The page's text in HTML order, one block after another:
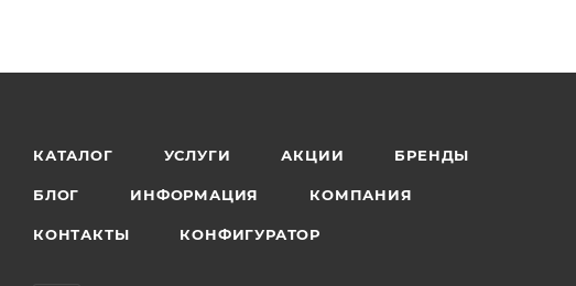
КАТАЛОГ УСЛУГИ АКЦИИ БРЕНДЫ
БЛОГ ИНФОРМАЦИЯ КОМПАНИЯ
КОНТАКТЫ КОНФИГУРАТОР